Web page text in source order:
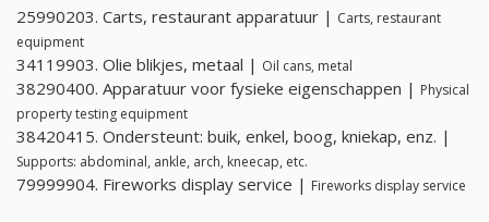
25990203. Carts, restaurant apparatuur | Carts, restaurant
equipment
34119903. Olie blikjes, metaal | Oil cans, metal
38290400. Apparatuur voor fysieke eigenschappen | Physical
property testing equipment
38420415. Ondersteunt: buik, enkel, boog, kniekap, enz. |
Supports: abdominal, ankle, arch, kneecap, etc.
79999904. Fireworks display service | Fireworks display service